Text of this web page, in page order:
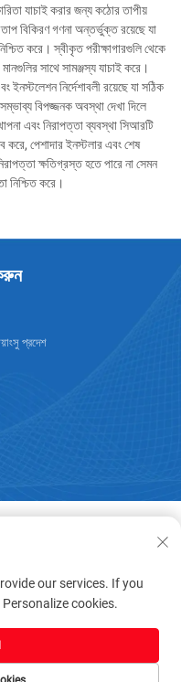
যাচাই করার জন্য কঠোর তাপীয়
বিকিরণ গণনা অন্তর্ভুক্ত রয়েছে যা
করে। স্বীকৃত পরীক্ষাগারগুলি থেকে
সাথে সামঞ্জস্য যাচাই করে।
ইনস্টলেশন নির্দেশাবলী রয়েছে যা সঠিক
বিপজ্জনক অবস্থা দেখা দিলে
এবং নিরাপত্তা ব্যবস্থা সিআরটি
করে, পেশাদার ইনস্টলার এবং শেষ
ক্ষতিগ্রস্ত হতে পারে না সেমন
নিশ্চিত করে।
প্রদেশ
সমস্ত অধিকার সংরক্ষিত। -
our services. If you
cookies.